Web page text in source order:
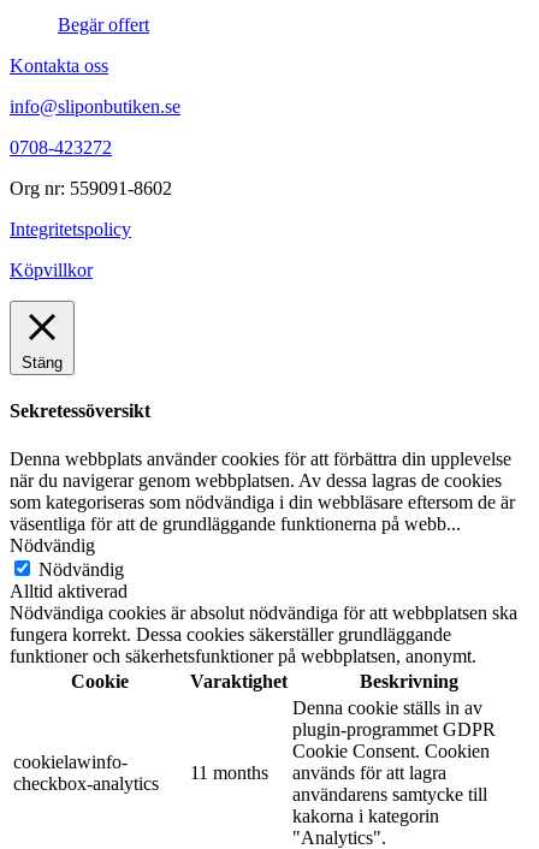
Begär offert
Kontakta oss
info@sliponbutiken.se
0708-423272
Org nr: 559091-8602
Integritetspolicy
Köpvillkor
Stäng
Sekretessöversikt
Denna webbplats använder cookies för att förbättra din upplevelse
när du navigerar genom webbplatsen. Av dessa lagras de cookies
som kategoriseras som nödvändiga i din webbläsare eftersom de är
väsentliga för att de grundläggande funktionerna på webb...
Nödvändig
Nödvändig
Alltid aktiverad
Nödvändiga cookies är absolut nödvändiga för att webbplatsen ska
fungera korrekt. Dessa cookies säkerställer grundläggande
funktioner och säkerhetsfunktioner på webbplatsen, anonymt.
Cookie
Varaktighet Beskrivning
cookielawinfo-
checkbox-analytics
11 months
Denna cookie ställs in av
plugin-programmet GDPR
Cookie Consent. Cookien
används för att lagra
användarens samtycke till
kakorna i kategorin
"Analytics".